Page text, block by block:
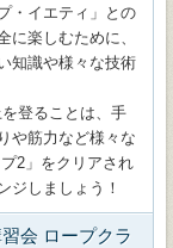
・イエティ」との
に楽しむために、
知識や様々な技術
登ることは、手
や筋力など様々な
2」をクリアされ
ジしましょう！
会 ロープクラ